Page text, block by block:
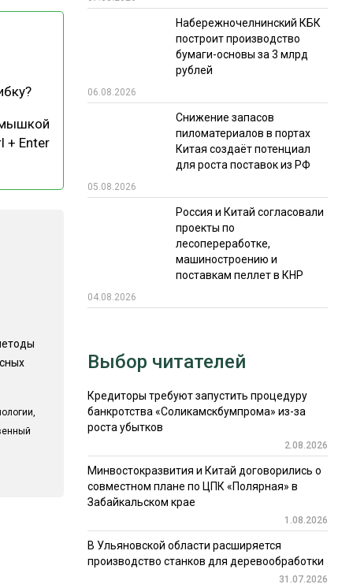
ИТОГИ МЕРОПРИЯТИЙ
+ Enter
Набережночелнинский КБК
построит производство
бумаги-основы за 3 млрд
рублей
06.08.2026
Снижение запасов
пиломатериалов в портах
Китая создаёт потенциал
для роста поставок из РФ
05.08.2026
Россия и Китай согласовали
проекты по
лесопереработке,
машиностроению и
поставкам пеллет в КНР
04.08.2026
Выбор читателей
Кредиторы требуют запустить процедуру
банкротства «Соликамскбумпрома» из-за
роста убытков
2.08.2026
Минвостокразвития и Китай договорились о
совместном плане по ЦПК «Полярная» в
Забайкальском крае
1.08.2026
В Ульяновской области расширяется
производство станков для деревообработки
31.07.2026